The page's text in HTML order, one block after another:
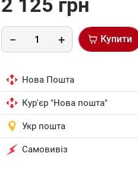
2 125 грн
Купити
Нова Пошта
Кур'єр "Нова пошта"
Укр пошта
Самовивіз